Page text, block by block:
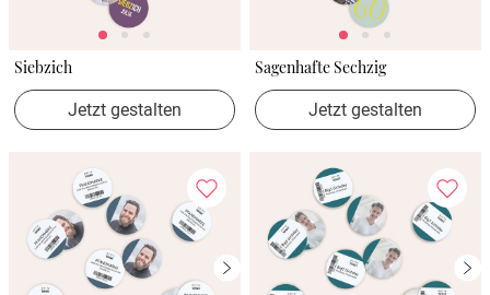
Siebzich
Jetzt gestalten
Sagenhafte Sechzig
Jetzt gestalten